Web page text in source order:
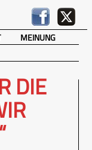
MEINUNG
DIE